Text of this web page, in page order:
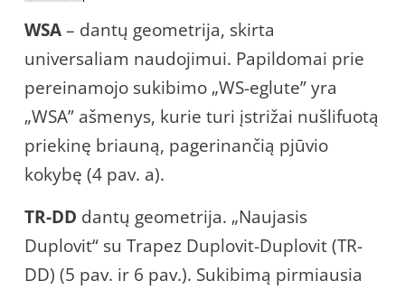
WSA– dantų geometrija, skirta
universaliam naudojimui. Papildomai prie
pereinamojo sukibimo „WS-eglute” yra
„WSA” ašmenys, kurie turi įstrižai nušlifuotą
priekinę briauną, pagerinančią pjūvio
kokybę (4 pav. a).
TR-DD dantų geometrija. „Naujasis
Duplovit“ su Trapez Duplovit-Duplovit (TR-
DD) (5 pav. ir 6 pav.). Sukibimą pirmiausia